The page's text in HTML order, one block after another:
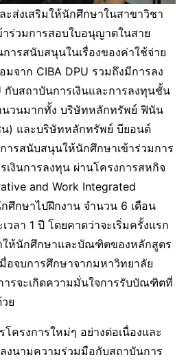
ส่งเสริมให้นักศึกษาในสาขาวิชา
าร่วมการสอบใบอนุญาตในสาย
ารสนับสนุนในเรื่องของค่าใช้จ่าย
มจาก CIBA DPU รวมถึงมีการลง
บสถาบันการเงินและการลงทุนชั้น
นวนมากทั้ง บริษัทหลักทรัพย์ ฟินัน
น) และบริษัทหลักทรัพย์ บียอนด์
ารสนับสนุนให้นักศึกษาเข้าร่วมการ
เงินการลงทุน ผ่านโครงการสหกิจ
and Work Integrated
ศึกษาไปฝึกงาน จำนวน 6 เดือน
วลา 1 ปี โดยคาดว่าจะเริ่มครั้งแรก
ให้นักศึกษาและบัณฑิตของหลักสูตร
อจบการศึกษาจากมหาวิทยาลัย
รจะเกิดความมั่นใจการรับบัณฑิตที่
ย
ครงการใหม่ๆ อย่างต่อเนื่องและ
งนามความร่วมมือกับสถาบันการ